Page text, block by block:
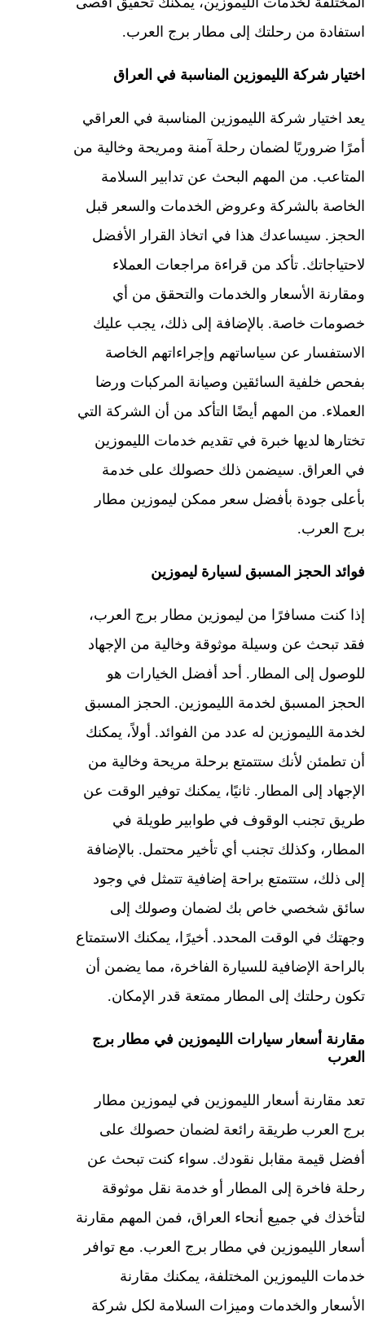
استفادة من رحلتك إلى مطار برج العرب.
اختيار شركة الليموزين المناسبة في العراق
يعد اختيار شركة الليموزين المناسبة في العراقي
أمرًا ضروريًا لضمان رحلة آمنة ومريحة وخالية من
المتاعب. من المهم البحث عن تدابير السلامة
الخاصة بالشركة وعروض الخدمات والسعر قبل
الحجز. سيساعدك هذا في اتخاذ القرار الأفضل
لاحتياجاتك. تأكد من قراءة مراجعات العملاء
ومقارنة الأسعار والخدمات والتحقق من أي
خصومات خاصة. بالإضافة إلى ذلك، يجب عليك
الاستفسار عن سياساتهم وإجراءاتهم الخاصة
بفحص خلفية السائقين وصيانة المركبات ورضا
العملاء. من المهم أيضًا التأكد من أن الشركة التي
تختارها لديها خبرة في تقديم خدمات الليموزين
في العراق. سيضمن ذلك حصولك على خدمة
بأعلى جودة بأفضل سعر ممكن ليموزين مطار
برج العرب.
فوائد الحجز المسبق لسيارة ليموزين
إذا كنت مسافرًا من ليموزين مطار برج العرب،
فقد تبحث عن وسيلة موثوقة وخالية من الإجهاد
للوصول إلى المطار. أحد أفضل الخيارات هو
الحجز المسبق لخدمة الليموزين. الحجز المسبق
لخدمة الليموزين له عدد من الفوائد. أولاً، يمكنك
أن تطمئن لأنك ستتمتع برحلة مريحة وخالية من
الإجهاد إلى المطار. ثانيًا، يمكنك توفير الوقت عن
طريق تجنب الوقوف في طوابير طويلة في
المطار، وكذلك تجنب أي تأخير محتمل. بالإضافة
إلى ذلك، ستتمتع براحة إضافية تتمثل في وجود
سائق شخصي خاص بك لضمان وصولك إلى
وجهتك في الوقت المحدد. أخيرًا، يمكنك الاستمتاع
بالراحة الإضافية للسيارة الفاخرة، مما يضمن أن
تكون رحلتك إلى المطار ممتعة قدر الإمكان.
مقارنة أسعار سيارات الليموزين في مطار برج
العرب
تعد مقارنة أسعار الليموزين في ليموزين مطار
برج العرب طريقة رائعة لضمان حصولك على
أفضل قيمة مقابل نقودك. سواء كنت تبحث عن
رحلة فاخرة إلى المطار أو خدمة نقل موثوقة
لتأخذك في جميع أنحاء العراق، فمن المهم مقارنة
أسعار الليموزين في مطار برج العرب. مع توافر
خدمات الليموزين المختلفة، يمكنك مقارنة
الأسعار والخدمات وميزات السلامة لكل شركة